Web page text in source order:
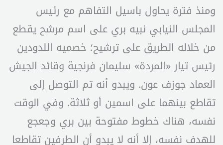
ومنذ فترة يحاول باسيل التفاهم مع رئيس
المجلس النيابي نبيه بري على اسم مرشح يقطع
من خلاله الطريق على ترشيح؛ خصميه اللدودين
رئيس تيار «المردة» سليمان فرنجية وقائد الجيش
العماد جوزف عون. ويبدو أنه تم التوصل إلى
تقاطع بينهما على اسمين أو ثلاثة. وفي الوقت
نفسه، هناك خطوط مفتوحة بين بري وجعجع
للهدف نفسه، إلا أنه لا يبدو أن الطرفين تقاطعا